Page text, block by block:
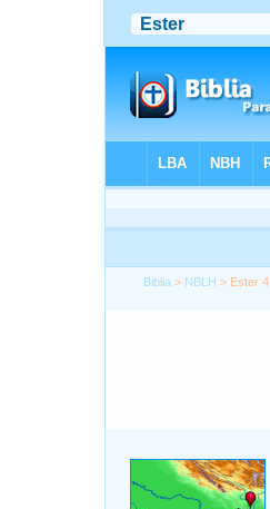
Biblia > NBLH > Ester 4